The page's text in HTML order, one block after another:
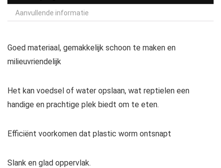
Aanvullende informatie
Goed materiaal, gemakkelijk schoon te maken en
milieuvriendelijk
Het kan voedsel of water opslaan, wat reptielen een
handige en prachtige plek biedt om te eten.
Efficiënt voorkomen dat plastic worm ontsnapt
Slank en glad oppervlak.